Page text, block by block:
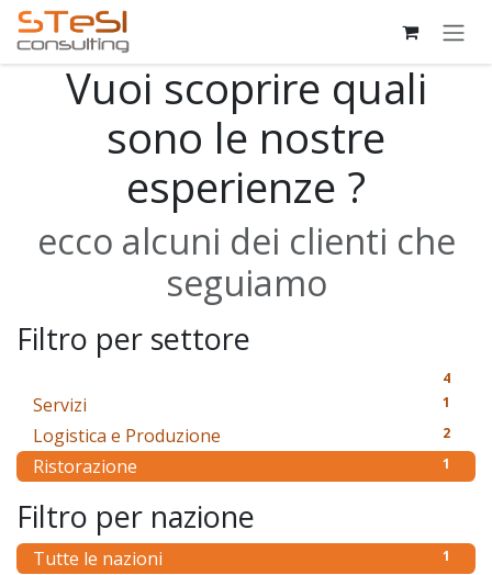
Passa al contenuto
Vuoi scoprire quali
sono le nostre
esperienze ?
ecco alcuni dei clienti che
seguiamo
Filtro per settore
4
1
Servizi
2
Logistica e Produzione
1
Ristorazione
Filtro per nazione
1
Tutte le nazioni